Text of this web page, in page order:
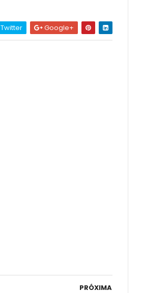
Twitter Google+
PRÓXIMA